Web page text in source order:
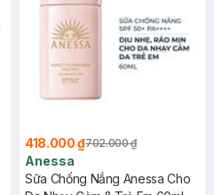
418.000 ₫702.000 ₫
Anessa
Sữa Chống Nắng Anessa Cho